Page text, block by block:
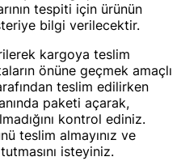
tespiti için ürünün
bilgi verilecektir.
kargoya teslim
önüne geçmek amaçlı
teslim edilirken
paketi açarak,
kontrol ediniz.
teslim almayınız ve
isteyiniz.